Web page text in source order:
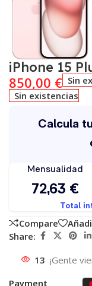
iPhone 15
850,00 € Sin
Sin existencias
Compare
Share:
13 ¡Gente
Payment